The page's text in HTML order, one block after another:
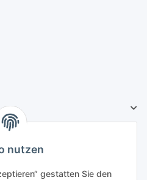
nutzen
gestatten Sie den